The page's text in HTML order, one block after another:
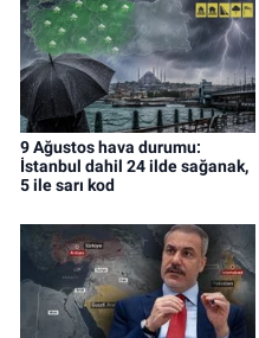
9 Ağustos hava durumu:
İstanbul dahil 24 ilde sağanak,
5 ile sarı kod